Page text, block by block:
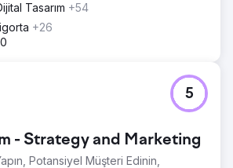
Tasarım +54
+26
- Strategy and Marketing
Potansiyel Müşteri Edinin,
5